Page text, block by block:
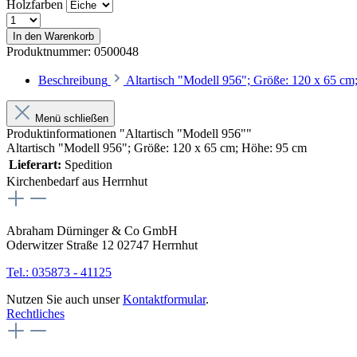
Holzfarben
In den Warenkorb
Produktnummer: 0500048
Beschreibung Altartisch "Modell 956"; Größe: 120 x 65
Menü schließen
Produktinformationen "Altartisch "Modell 956""
Altartisch "Modell 956"; Größe: 120 x 65 cm; Höhe: 95 cm
Lieferart: Spedition
Kirchenbedarf aus Herrnhut
Abraham Dürninger & Co GmbH
Oderwitzer Straße 12 02747 Herrnhut
Tel.: 035873 - 41125
Nutzen Sie auch unserKontaktformular.
Rechtliches